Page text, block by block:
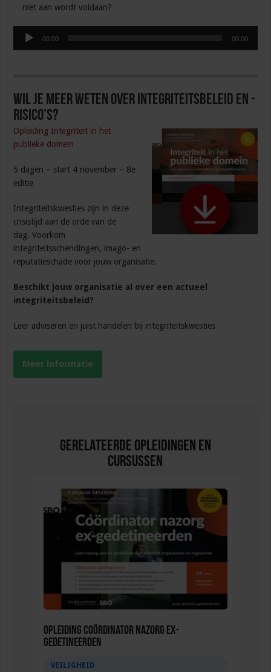
niet aan wordt voldaan?
Audiospeler
00:00 00:00
Wil je meer weten over integriteitsbeleid en -
risico’s?
Opleiding Integriteit in het
publieke domein
5 dagen – start 4 november – 8e
editie
Integriteitskwesties zijn in deze
crisistijd aan de orde van de
dag. Voorkom
integriteitsschendingen, imago- en
reputatieschade voor jouw organisatie.
Beschikt jouw organisatie al over een actueel
integriteitsbeleid?
Leer adviseren en juist handelen bij integriteitskwesties
Meer informatie
Gerelateerde Opleidingen en
Cursussen
Opleiding Coördinator nazorg ex-
gedetineerden
VEILIGHEID